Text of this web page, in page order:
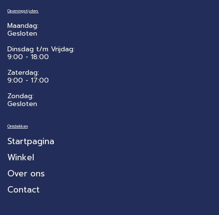
Openingstijden:
Maandag:
Gesloten
Dinsdag t/m Vrijdag:
9:00 - 18:00
Zaterdag:
​9:00 - 17:00
Zondag:
Gesloten
Ontdekken
Startpagina
Winkel
Over ons
Contact